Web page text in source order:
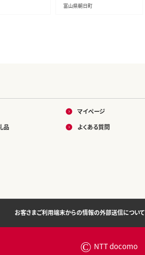
富山県朝日町
品
マイページ
よくある質問
お客さまご利用端末からの情報の外部送信について
© NTT docomo